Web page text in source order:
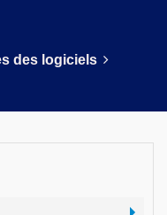
des logiciels